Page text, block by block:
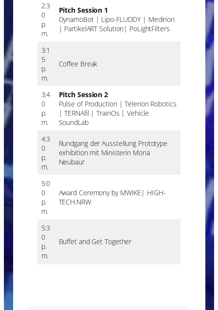
2:3
0
p.
m.
Pitch Session 1
DynamoBot | Lipo-FLUDDY | Medirion
| PartikelART Solution| PoLightFilters
3:1
5
p.
m.
Coffee Break
3:4
0
p.
m.
Pitch Session 2
Pulse of Production | Telerion Robotics
| TERNAfil | TrainOs | Vehicle
SoundLab
4:3
0
p.
m.
Rundgang der Ausstellung Prototype
exhibition mit Ministerin Mona
Neubaur
5:0
0
p.
m.
Award Ceremony by MWIKE| HIGH-
TECH.NRW
5:3
0
p.
m.
Buffet and Get Together